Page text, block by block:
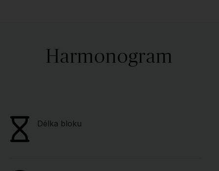
Harmonogram
Délka bloku